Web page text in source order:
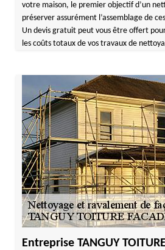
votre maison, le premier objectif d’un
préserver assurément l’assemblage de
Un devis gratuit peut vous être offert
les coûts totaux de vos travaux de
Entreprise TANGUY